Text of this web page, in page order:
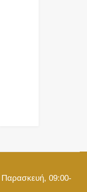
Παρασκευή, 09:00-